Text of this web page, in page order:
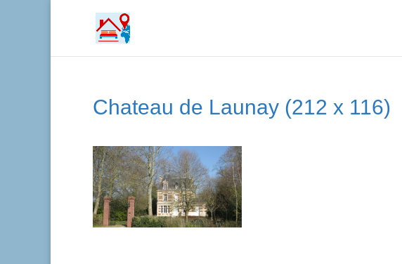
Chateau de Launay (212 x 116)